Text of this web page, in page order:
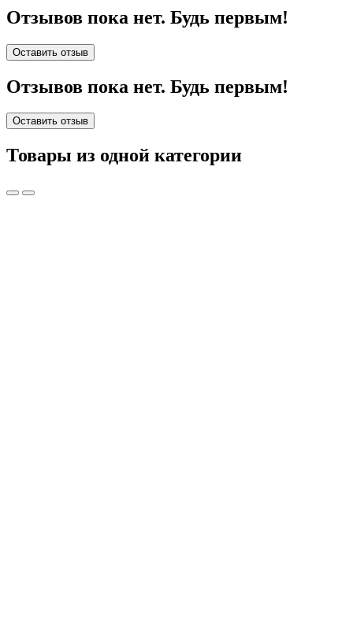
Отзывов пока нет. Будь первым!
Оставить отзыв
Отзывов пока нет. Будь первым!
Оставить отзыв
Товары из одной категории